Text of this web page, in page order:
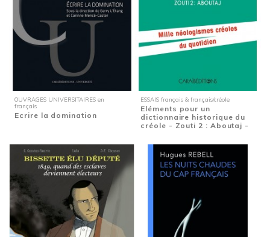
OUVRAGES UNIVERSITAIRES en
français
Ecrire la domination
ESSAIS français & français/créole
Eléments pour un
dictionnaire historique du
créole - Zouti 2 : Aboutaj -